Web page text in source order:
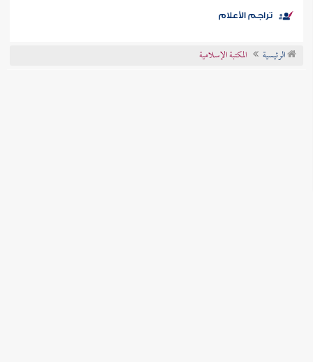
موضوعي
تراجم الأعلام
الرئيسية المكتبة الإسلامية